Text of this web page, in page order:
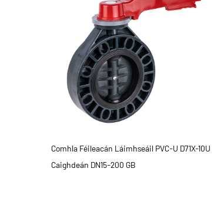
Comhla Féileacán Láimhseáil PVC-U D71X-10U
Caighdeán DN15-200 GB